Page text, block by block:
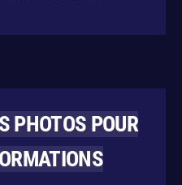
PHOTOS POUR